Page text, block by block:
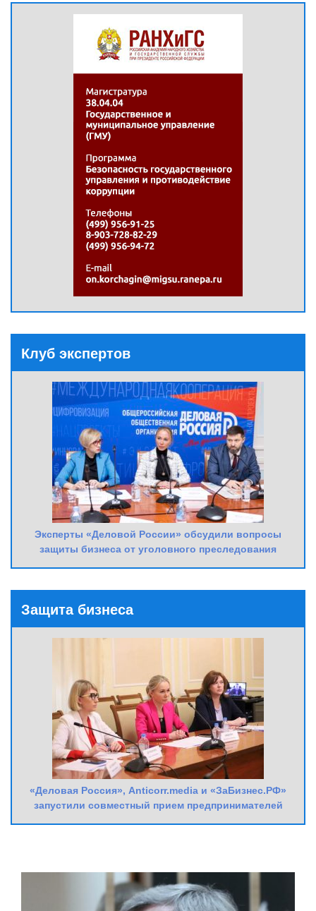
Клуб экспертов
Эксперты «Деловой России» обсудили вопросы
защиты бизнеса от уголовного преследования
Защита бизнеса
«Деловая Россия», Anticorr.media и «ЗаБизнес.РФ»
запустили совместный прием предпринимателей